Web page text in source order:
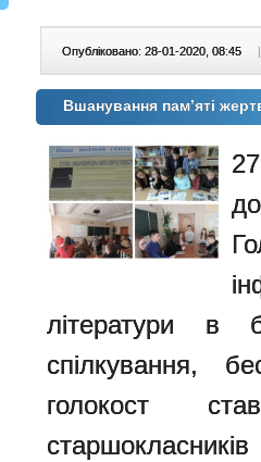
Опубліковано: 28-01-2020, 08:45 |
Вшанування памʼяті
літератури в
спілкування,
голокост